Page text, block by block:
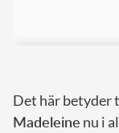
Det här betyder
Madeleine nu i